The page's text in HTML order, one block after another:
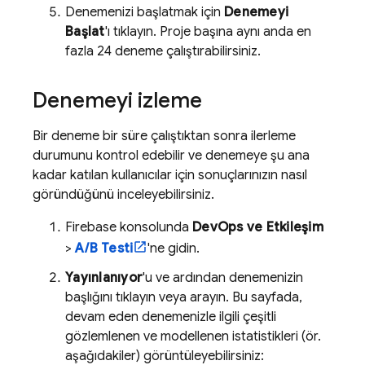
Denemenizi başlatmak için Denemeyi
Başlat'ı tıklayın. Proje başına aynı anda en
fazla 24 deneme çalıştırabilirsiniz.
Denemeyi izleme
Bir deneme bir süre çalıştıktan sonra ilerleme
durumunu kontrol edebilir ve denemeye şu ana
kadar katılan kullanıcılar için sonuçlarınızın nasıl
göründüğünü inceleyebilirsiniz.
Firebase konsolunda DevOps ve Etkileşim
>A/B Testi
'ne gidin.
Yayınlanıyor'u ve ardından denemenizin
başlığını tıklayın veya arayın. Bu sayfada,
devam eden denemenizle ilgili çeşitli
gözlemlenen ve modellenen istatistikleri (ör.
aşağıdakiler) görüntüleyebilirsiniz: